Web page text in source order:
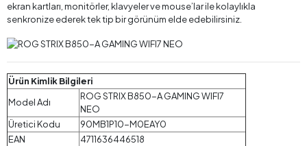
ekran kartları, monitörler, klavyeler ve mouse’lar ile kolaylıkla
senkronize ederek tek tip bir görünüm elde edebilirsiniz.
Ürün Kimlik Bilgileri
Model Adı
ROG STRIX B850-A GAMING WIFI7
NEO
Üretici Kodu
90MB1P10-M0EAY0
EAN
4711636446518